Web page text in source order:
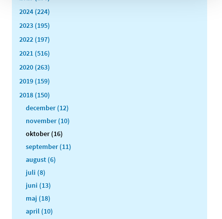
2024 (224)
2023 (195)
2022 (197)
2021 (516)
2020 (263)
2019 (159)
2018 (150)
december (12)
november (10)
oktober (16)
september (11)
august (6)
juli (8)
juni (13)
maj (18)
april (10)